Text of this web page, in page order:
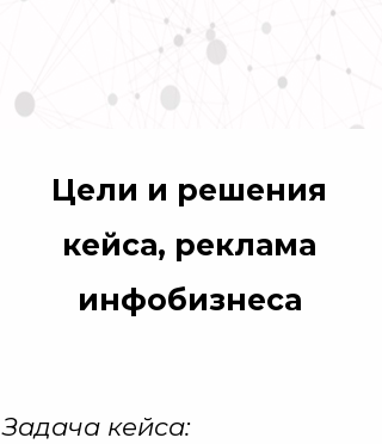
Цели и решения
кейса, реклама
инфобизнеса
Задача кейса: